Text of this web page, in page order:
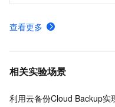
查看更多
相关实验场景
利用云备份Cloud Backup实